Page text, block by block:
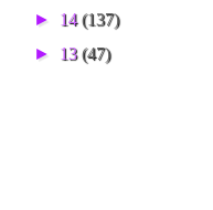
► 14(137)
► 13(47)